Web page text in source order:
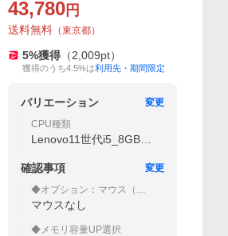
43,780 円
送料無料 （東京都）
5%獲得 （2,009pt）
獲得のうち4.5%は利用先・期間限定
バリエーション
変更
CPU種類
Lenovo11世代i5_8GB16
確認事項
変更
◆オプション：マウス（有
線/中古)◆
マウスなし
◆メモリ容量UP選択